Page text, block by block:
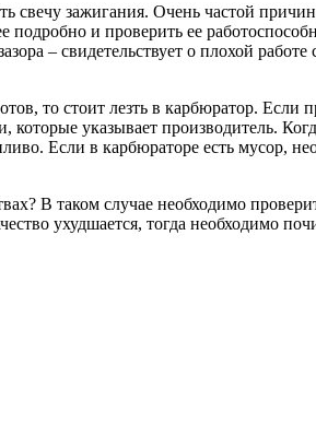
свечу зажигания. Очень частой
подробно и проверить ее
– свидетельствует о плохой
то стоит лезть в карбюратор. Если
указывает производитель.
Если в карбюраторе есть мусор,
В таком случае необходимо
ухудшается, тогда необходимо